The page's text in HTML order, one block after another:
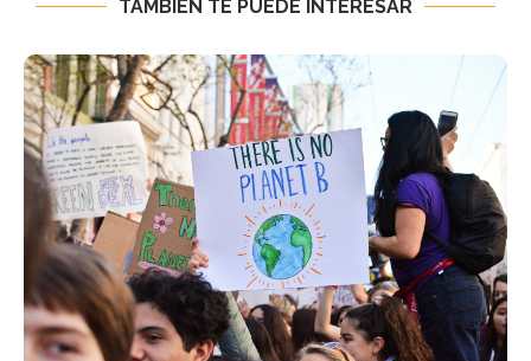
TAMBIÉN TE PUEDE INTERESAR